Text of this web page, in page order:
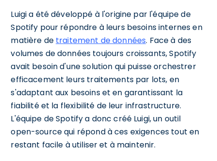
Luigi a été développé à l'origine par l'équipe de
Spotify pour répondre à leurs besoins internes en
matière de traitement de données. Face à des
volumes de données toujours croissants, Spotify
avait besoin d'une solution qui puisse orchestrer
efficacement leurs traitements par lots, en
s'adaptant aux besoins et en garantissant la
fiabilité et la flexibilité de leur infrastructure.
L'équipe de Spotify a donc créé Luigi, un outil
open-source qui répond à ces exigences tout en
restant facile à utiliser et à maintenir.